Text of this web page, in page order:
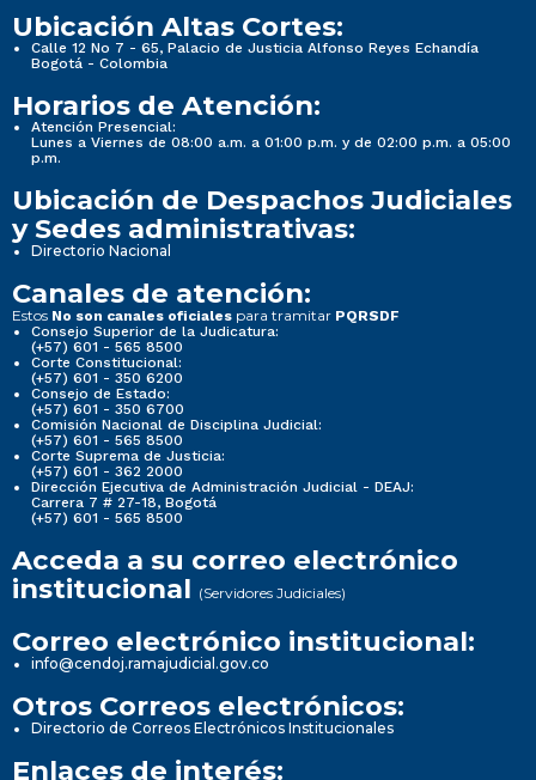
Ubicación Altas Cortes:
Calle 12 No 7 - 65, Palacio de Justicia Alfonso Reyes Echandía
Bogotá - Colombia
Horarios de Atención:
Atención Presencial:
Lunes a Viernes de 08:00 a.m. a 01:00 p.m. y de 02:00 p.m. a 05:00
p.m.
Ubicación de Despachos Judiciales
y Sedes administrativas:
Directorio Nacional
Canales de atención:
Estos No son canales oficiales para tramitar PQRSDF
Consejo Superior de la Judicatura:
(+57) 601 - 565 8500
Corte Constitucional:
(+57) 601 - 350 6200
Consejo de Estado:
(+57) 601 - 350 6700
Comisión Nacional de Disciplina Judicial:
(+57) 601 - 565 8500
Corte Suprema de Justicia:
(+57) 601 - 362 2000
Dirección Ejecutiva de Administración Judicial - DEAJ:
Carrera 7 # 27-18, Bogotá
(+57) 601 - 565 8500
Acceda a su correo electrónico
institucional (Servidores Judiciales)
Correo electrónico institucional:
info@cendoj.ramajudicial.gov.co
Otros Correos electrónicos:
Directorio de Correos Electrónicos Institucionales
Enlaces de interés: